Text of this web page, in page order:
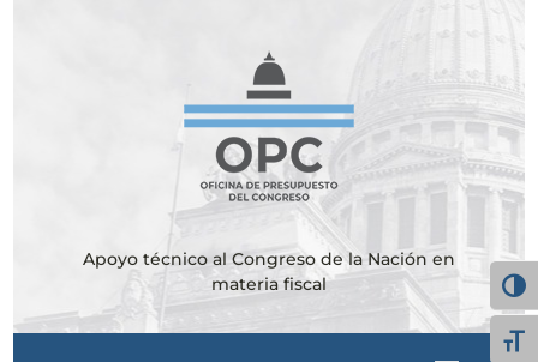
Apoyo técnico al Congreso de la Nación en
materia fiscal